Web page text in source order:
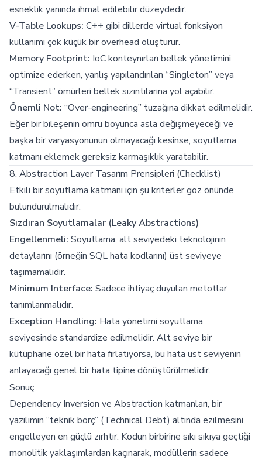
esneklik yanında ihmal edilebilir düzeydedir.
V-Table Lookups: C++ gibi dillerde virtual fonksiyon
kullanımı çok küçük bir overhead oluşturur.
Memory Footprint: IoC konteynırları bellek yönetimini
optimize ederken, yanlış yapılandırılan “Singleton” veya
“Transient” ömürleri bellek sızıntılarına yol açabilir.
Önemli Not: “Over-engineering” tuzağına dikkat edilmelidir.
Eğer bir bileşenin ömrü boyunca asla değişmeyeceği ve
başka bir varyasyonunun olmayacağı kesinse, soyutlama
katmanı eklemek gereksiz karmaşıklık yaratabilir.
8. Abstraction Layer Tasarım Prensipleri (Checklist)
Etkili bir soyutlama katmanı için şu kriterler göz önünde
bulundurulmalıdır:
Sızdıran Soyutlamalar (Leaky Abstractions)
Engellenmeli: Soyutlama, alt seviyedeki teknolojinin
detaylarını (örneğin SQL hata kodlarını) üst seviyeye
taşımamalıdır.
Minimum Interface: Sadece ihtiyaç duyulan metotlar
tanımlanmalıdır.
Exception Handling: Hata yönetimi soyutlama
seviyesinde standardize edilmelidir. Alt seviye bir
kütüphane özel bir hata fırlatıyorsa, bu hata üst seviyenin
anlayacağı genel bir hata tipine dönüştürülmelidir.
Sonuç
Dependency Inversion ve Abstraction katmanları, bir
yazılımın “teknik borç” (Technical Debt) altında ezilmesini
engelleyen en güçlü zırhtır. Kodun birbirine sıkı sıkıya geçtiği
monolitik yaklaşımlardan kaçınarak, modüllerin sadece